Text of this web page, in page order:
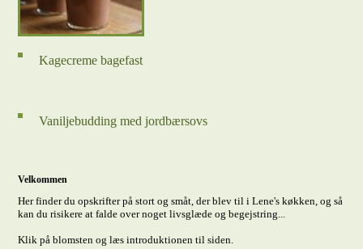
Kagecreme bagefast
Vaniljebudding med jordbærsovs
Velkommen
Her finder du opskrifter på stort og småt, der blev til i Lene's køkken, og så
kan du risikere at falde over noget livsglæde og begejstring...
Klik på blomsten og læs introduktionen til siden.